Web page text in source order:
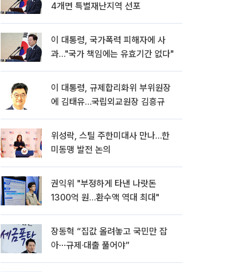
4개면 특별재난지역 선포
이 대통령, 국가폭력 피해자에 사
과…"국가 책임에는 유효기간 없다"
이 대통령, 규제합리화위 부위원장
에 김태유…국립외교원장 김흥규
위성락, 스틸 주한미대사 만나…한
미동맹 발전 논의
권익위 "부정하게 타낸 나랏돈
1300억 원…환수액 역대 최대"
장동혁 “집값 올려놓고 국민만 잡
아⋯규제·대출 풀어야”